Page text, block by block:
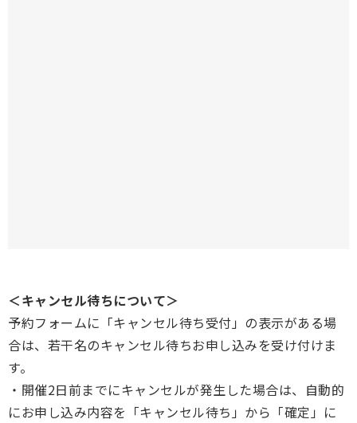
＜キャンセル待ちについて＞
予約フォームに「キャンセル待ち受付」の表示がある場
合は、若干名のキャンセル待ちお申し込みを受け付けま
す。
・開催2日前までにキャンセルが発生した場合は、自動的
にお申し込み内容を「キャンセル待ち」から「確定」に